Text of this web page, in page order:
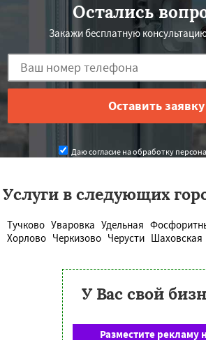
Остались
Закажи бесплатную
Даю согласие на обработку
Услуги в следующих
Тучково Уваровка Удельная
Хорлово Черкизово Черусти Шаховская
У Вас свой
Разместите рекламу